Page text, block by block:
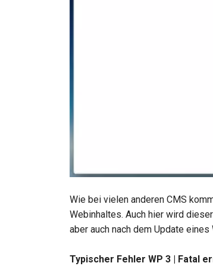
Wie bei vielen anderen CMS
Webinhaltes. Auch hier wird
aber auch nach dem Update
Typischer Fehler WP 3 | Fatal